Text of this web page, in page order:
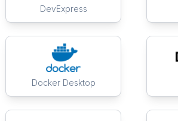
DevExpress
Docker Desktop